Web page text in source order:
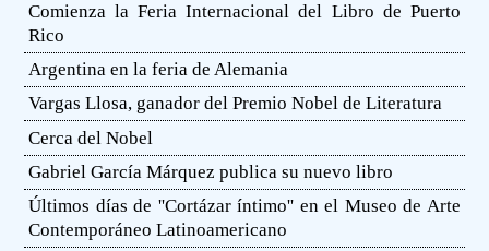
Comienza la Feria Internacional del Libro de Puerto
Rico
Argentina en la feria de Alemania
Vargas Llosa, ganador del Premio Nobel de Literatura
Cerca del Nobel
Gabriel García Márquez publica su nuevo libro
Últimos días de ''Cortázar íntimo'' en el Museo de Arte
Contemporáneo Latinoamericano